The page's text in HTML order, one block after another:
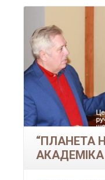
“ПЛАНЕТА